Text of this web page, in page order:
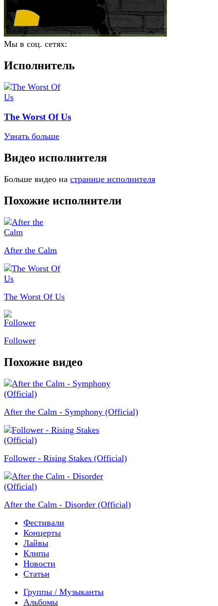
Мы в соц. сетях:
Исполнитель
The Worst Of Us
Узнать больше
Видео исполнителя
Больше видео на странице исполнителя
Похожие исполнители
After the Calm
The Worst Of Us
Follower
Похожие видео
After the Calm - Symphony (Official)
Follower - Rising Stakes (Official)
After the Calm - Disorder (Official)
Фестивали
Концерты
Лайвы
Клипы
Новости
Статьи
Группы / Музыканты
Альбомы